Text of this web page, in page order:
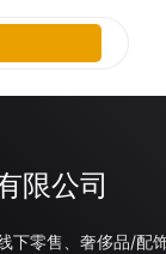
限公司